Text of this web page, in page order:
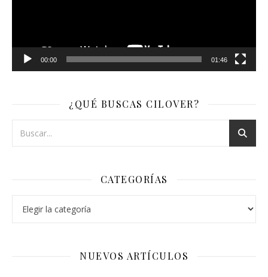
00:00 01:46
¿QUÉ BUSCAS CILOVER?
CATEGORÍAS
NUEVOS ARTÍCULOS